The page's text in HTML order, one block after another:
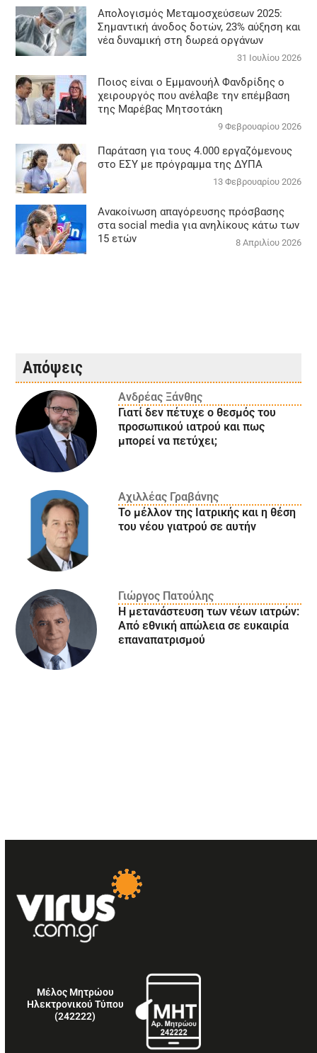
Απολογισμός Μεταμοσχεύσεων 2025:
Σημαντική άνοδος δοτών, 23% αύξηση και
νέα δυναμική στη δωρεά οργάνων
31 Ιουλίου 2026
Ποιος είναι ο Εμμανουήλ Φανδρίδης ο
χειρουργός που ανέλαβε την επέμβαση
της Μαρέβας Μητσοτάκη
9 Φεβρουαρίου 2026
Παράταση για τους 4.000 εργαζόμενους
στο ΕΣΥ με πρόγραμμα της ΔΥΠΑ
13 Φεβρουαρίου 2026
Ανακοίνωση απαγόρευσης πρόσβασης
στα social media για ανηλίκους κάτω των
15 ετών
8 Απριλίου 2026
Απόψεις
Ανδρέας Ξάνθης
Γιατί δεν πέτυχε ο θεσμός του
προσωπικού ιατρού και πως
μπορεί να πετύχει;
Αχιλλέας Γραβάνης
Το μέλλον της Ιατρικής και η θέση
του νέου γιατρού σε αυτήν
Γιώργος Πατούλης
Η μετανάστευση των νέων ιατρών:
Aπό εθνική απώλεια σε ευκαιρία
επαναπατρισμού
Μέλος Μητρώου
Ηλεκτρονικού Τύπου
(242222)